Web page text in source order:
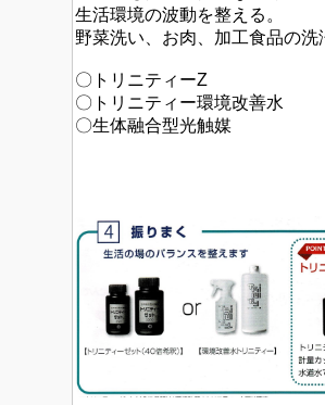
生活環境の波動を整える。
野菜洗い、お肉、加工食品の洗
〇トリニティーZ
〇トリニティー環境改善水
〇生体融合型光触媒